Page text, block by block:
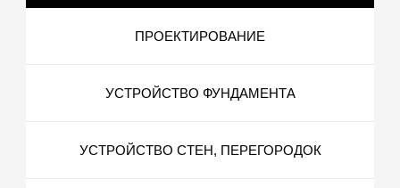
ПРОЕКТИРОВАНИЕ
УСТРОЙСТВО ФУНДАМЕНТА
УСТРОЙСТВО СТЕН, ПЕРЕГОРОДОК